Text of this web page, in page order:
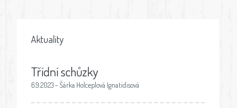
Aktuality
Třídní schůzky
6.9.2023 – Šárka Holceplová Ignatidisová